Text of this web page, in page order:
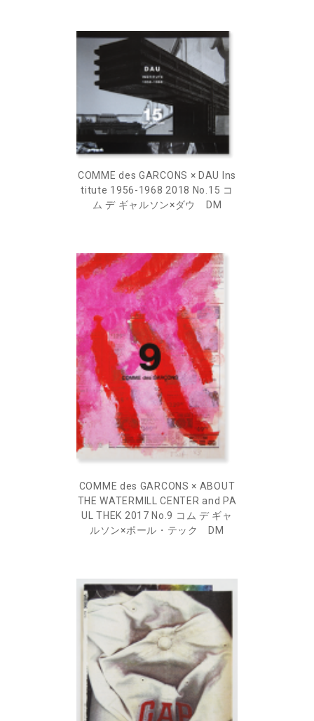
COMME des GARCONS × DAU Ins
titute 1956-1968 2018 No.15 コ
ム デ ギャルソン×ダウ DM
COMME des GARCONS × ABOUT
THE WATERMILL CENTER and PA
UL THEK 2017 No.9 コム デ ギャ
ルソン×ポール・テック DM